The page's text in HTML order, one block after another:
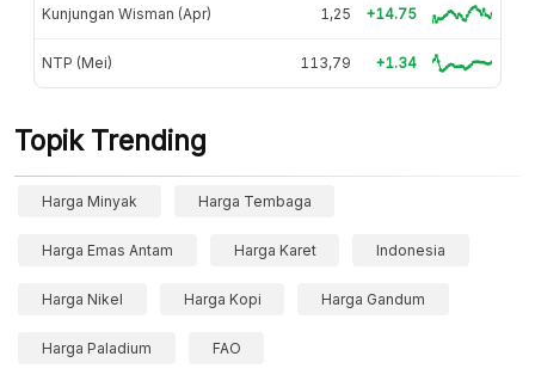
Kunjungan Wisman (Apr) 1,25 +14.75
NTP (Mei) 113,79 +1.34
Topik Trending
Harga Minyak Harga Tembaga
Harga Emas Antam Harga Karet Indonesia
Harga Nikel Harga Kopi Harga Gandum
Harga Paladium FAO